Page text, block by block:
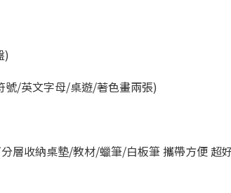
)
號/英文字母/桌遊/著色畫兩張)
層收納桌墊/教材/蠟筆/白板筆 攜帶方便 超